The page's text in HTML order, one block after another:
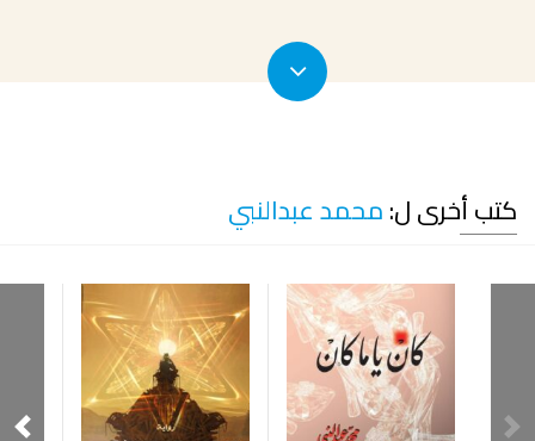
كتب أخرى ل:محمد عبدالنبي